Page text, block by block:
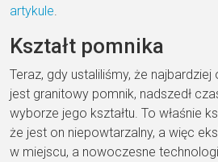
artykule
Kształt pomnika
Teraz, gdy ustaliliśmy, że
jest granitowy pomnik, nadszedł
wyborze jego kształtu. To właśnie
że jest on niepowtarzalny, a więc
w miejscu, a nowoczesne